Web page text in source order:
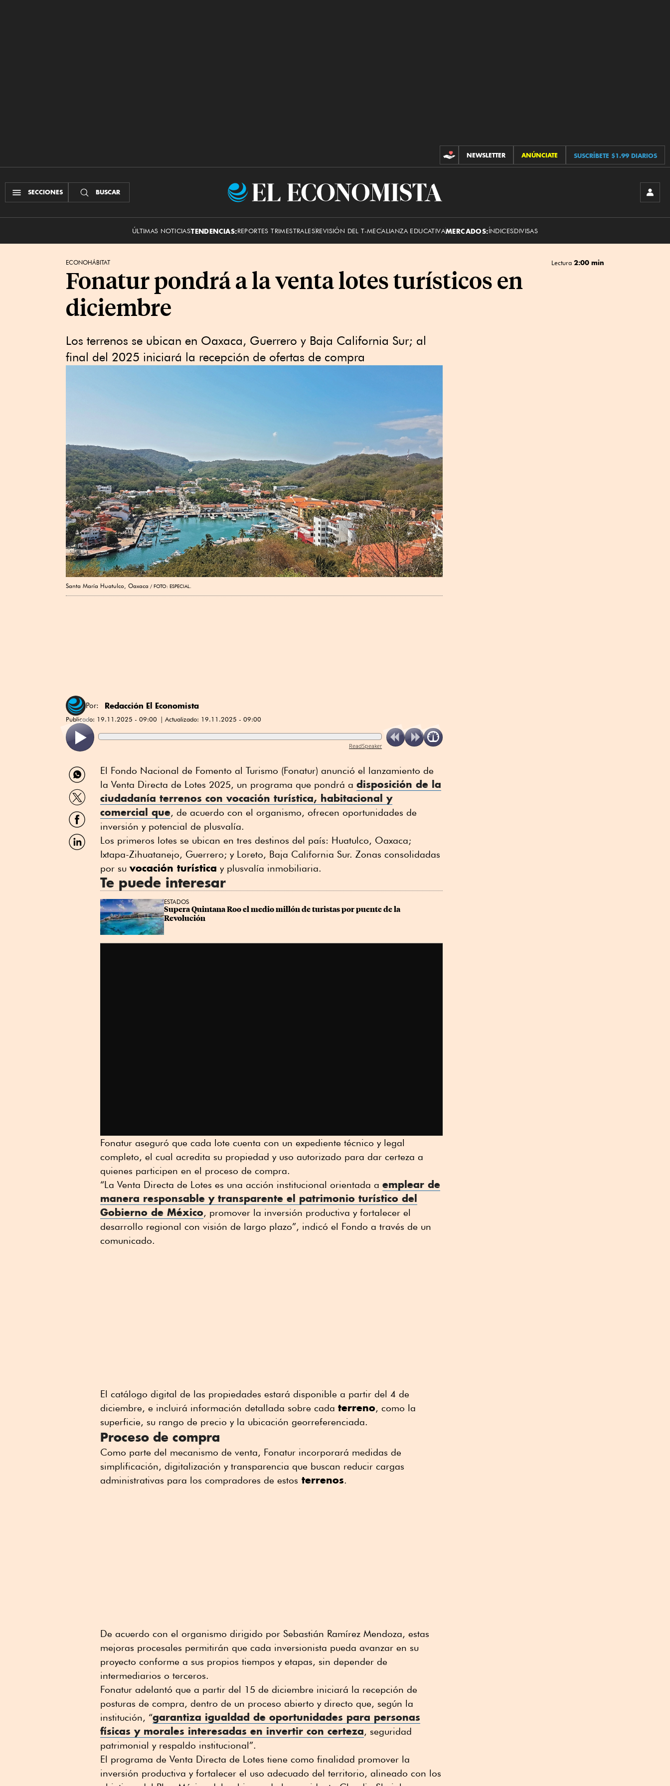
CONTRIBUCIONES
NEWSLETTER ANÚNCIATE SUSCRÍBETE $1.99 DIARIOS
SECCIONES BUSCAR
El
ÚLTIMAS NOTICIASTENDENCIAS:REPORTES TRIMESTRALESREVISIÓN DEL T-MECALIANZA EDUCATIVAMERCADOS:ÍNDICESDIVISAS
ECONOHÁBITAT Lectura 2:00 min
Fonatur pondrá a la venta lotes turísticos en
diciembre
Los terrenos se ubican en Oaxaca, Guerrero y Baja California Sur; al
final del 2025 iniciará la recepción de ofertas de compra
Santa María Huatulco, Oaxaca FOTO: ESPECIAL.
Por: Redacción El Economista
Publicado: 19.11.2025 - 09:00 Actualizado: 19.11.2025 - 09:00
ReadSpeaker
Compartir
por
WhatsApp
Compartir
por
Twitter
Compartir
por
Facebook
Compartir
por
El Fondo Nacional de Fomento al Turismo (Fonatur) anunció el lanzamiento de
la Venta Directa de Lotes 2025, un programa que pondrá a disposición de la
ciudadanía terrenos con vocación turística, habitacional y
comercial que, de acuerdo con el organismo, ofrecen oportunidades de
inversión y potencial de plusvalía.
Los primeros lotes se ubican en tres destinos del país: Huatulco, Oaxaca;
Ixtapa-Zihuatanejo, Guerrero; y Loreto, Baja California Sur. Zonas consolidadas
por su vocación turística y plusvalía inmobiliaria.
Te puede interesar
ESTADOS
Supera Quintana Roo el medio millón de turistas por puente de la
Revolución
Fonatur aseguró que cada lote cuenta con un expediente técnico y legal
completo, el cual acredita su propiedad y uso autorizado para dar certeza a
quienes participen en el proceso de compra.
“La Venta Directa de Lotes es una acción institucional orientada a emplear de
manera responsable y transparente el patrimonio turístico del
Gobierno de México, promover la inversión productiva y fortalecer el
desarrollo regional con visión de largo plazo”, indicó el Fondo a través de un
comunicado.
El catálogo digital de las propiedades estará disponible a partir del 4 de
diciembre, e incluirá información detallada sobre cada terreno, como la
superficie, su rango de precio y la ubicación georreferenciada.
Proceso de compra
Como parte del mecanismo de venta, Fonatur incorporará medidas de
simplificación, digitalización y transparencia que buscan reducir cargas
administrativas para los compradores de estos terrenos.
De acuerdo con el organismo dirigido por Sebastián Ramírez Mendoza, estas
mejoras procesales permitirán que cada inversionista pueda avanzar en su
proyecto conforme a sus propios tiempos y etapas, sin depender de
intermediarios o terceros.
Fonatur adelantó que a partir del 15 de diciembre iniciará la recepción de
posturas de compra, dentro de un proceso abierto y directo que, según la
institución, “garantiza igualdad de oportunidades para personas
físicas y morales interesadas en invertir con certeza, seguridad
patrimonial y respaldo institucional”.
El programa de Venta Directa de Lotes tiene como finalidad promover la
inversión productiva y fortalecer el uso adecuado del territorio, alineado con los